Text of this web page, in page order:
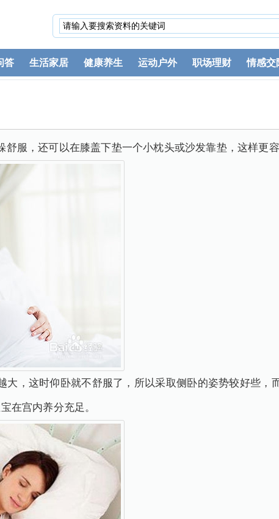
答 生活家居 健康养生 运动户外 职场理财 情感交
舒服，还可以在膝盖下垫一个小枕头或沙发靠垫，这样更容
大，这时仰卧就不舒服了，所以采取侧卧的姿势较好些，
在宫内养分充足。